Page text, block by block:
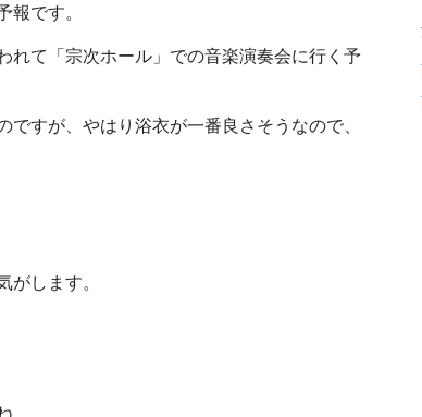
です。
れて「宗次ホール」での音楽演奏会に行く予
すが、やはり浴衣が一番良さそうなので、
します。